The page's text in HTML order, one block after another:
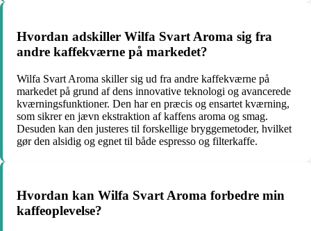
Hvordan adskiller Wilfa Svart Aroma sig fra
andre kaffekværne på markedet?
Wilfa Svart Aroma skiller sig ud fra andre kaffekværne på
markedet på grund af dens innovative teknologi og avancerede
kværningsfunktioner. Den har en præcis og ensartet kværning,
som sikrer en jævn ekstraktion af kaffens aroma og smag.
Desuden kan den justeres til forskellige bryggemetoder, hvilket
gør den alsidig og egnet til både espresso og filterkaffe.
Hvordan kan Wilfa Svart Aroma forbedre min
kaffeoplevelse?